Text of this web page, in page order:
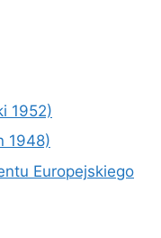
1952)
1948)
Europejskiego